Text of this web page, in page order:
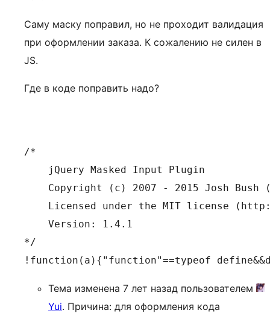
Саму маску поправил, но не проходит валидация
при оформлении заказа. К сожалению не силен в
JS.
Где в коде поправить надо?
/*
    jQuery Masked Input Plugin
Copyright (c) 2007 - 2015 Josh Bush
Licensed under the MIT license
    Version: 1.4.1
*/
Тема изменена 7 лет назад пользователем
Yui. Причина: для оформления кода